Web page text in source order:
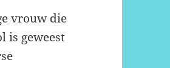
vrouw die
is geweest